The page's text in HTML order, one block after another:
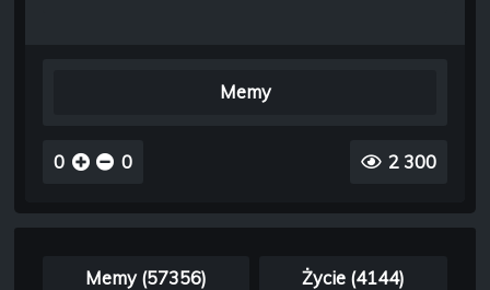
Memy
0 0 2 300
Memy (57356) Życie (4144)